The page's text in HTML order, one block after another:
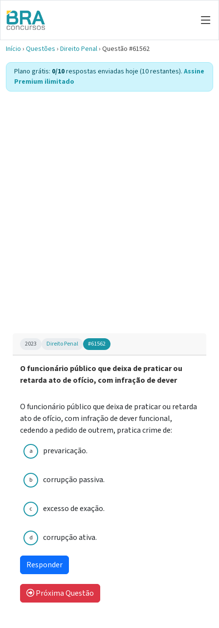
Início › Questões › Direito Penal› Questão #61562
Plano grátis: 0/10respostas enviadas hoje (10 restantes). Assine
Premium ilimitado
2023 Direito Penal #61562
O funcionário público que deixa de praticar ou
retarda ato de ofício, com infração de dever
O funcionário público que deixa de praticar ou retarda
ato de ofício, com infração de dever funcional,
cedendo a pedido de outrem, pratica crime de:
a prevaricação.
b corrupção passiva.
c excesso de exação.
d corrupção ativa.
Próxima Questão